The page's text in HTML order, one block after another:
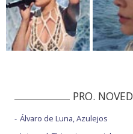
PRO.
Álvaro de Luna, Azulejos